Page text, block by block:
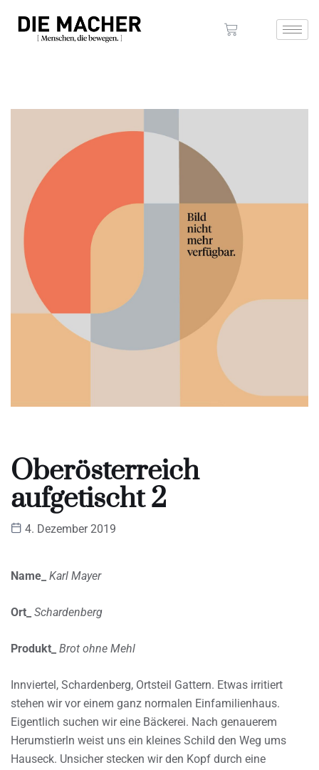
Oberösterreich
aufgetischt 2
4. Dezember 2019
Name_ Karl Mayer
Ort_ Schardenberg
Produkt_ Brot ohne Mehl
Innviertel, Schardenberg, Ortsteil Gattern. Etwas irritiert
stehen wir vor einem ganz normalen Einfamilienhaus.
Eigentlich suchen wir eine Bäckerei. Nach genauerem
Herumstierln weist uns ein kleines Schild den Weg ums
Hauseck. Unsicher stecken wir den Kopf durch eine